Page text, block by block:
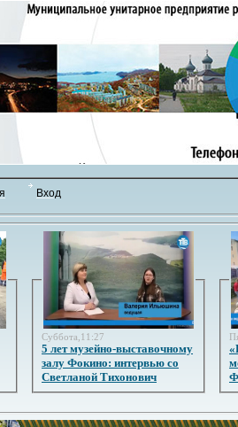
Вход
Суббота,11:27
5 лет музейно-выставочному
залу Фокино: интервью со
Светланой Тихонович